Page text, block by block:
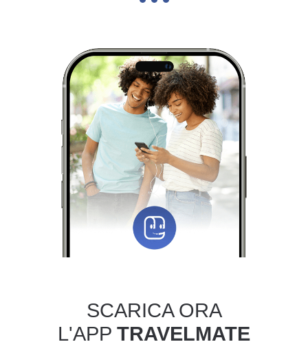
SCARICA ORA
L'APP TRAVELMATE